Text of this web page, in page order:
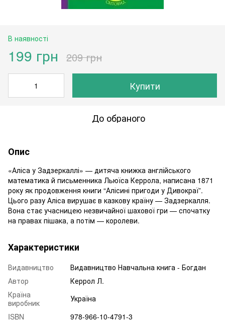
В наявності
199 грн 209 грн
Купити
До обраного
Опис
«Аліса у Задзеркаллі» — дитяча книжка англійського
математика й письменника Льюїса Керрола, написана 1871
року як продовження книги “Алісині пригоди у Дивокраї”.
Цього разу Аліса вирушає в казкову країну — Задзеркалля.
Вона стає учасницею незвичайної шахової гри — спочатку
на правах пішака, а потім — королеви.
Характеристики
Видавництво
Видавництво Навчальна книга - Богдан
Автор
Керрол Л.
Країна
виробник
Україна
ISBN
978-966-10-4791-3